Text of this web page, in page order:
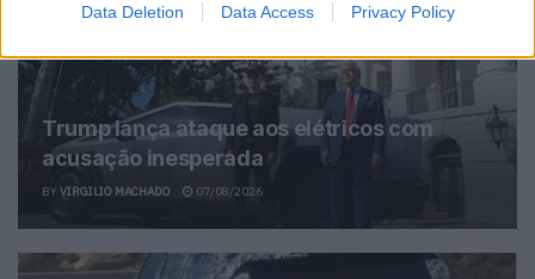
Data Deletion Data Access Privacy Policy
Trump lança ataque aos elétricos com
acusação inesperada
BY VIRGILIO MACHADO 07/08/2026